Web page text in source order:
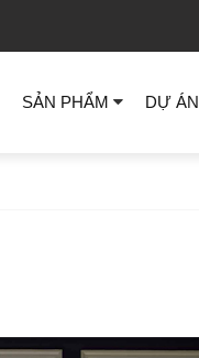
SẢN PHẨM DỰ ÁN